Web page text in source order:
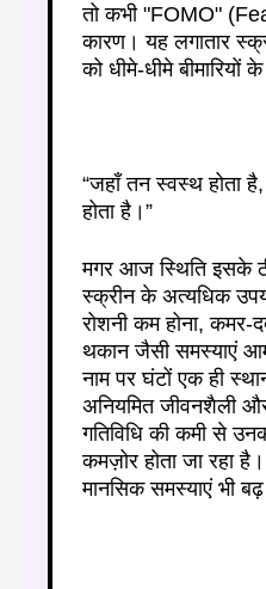
तो कभी "FOMO"
कारण। यह लगातार
को धीमे-धीमे बीमारियों
“जहाँ तन स्वस्थ होता
होता है।”
मगर आज स्थिति इसके
स्क्रीन के अत्यधिक
रोशनी कम होना, कमर-
थकान जैसी समस्याएं
नाम पर घंटों एक ही
अनियमित जीवनशैली और
गतिविधि की कमी से
कमज़ोर होता जा रहा
मानसिक समस्याएं भी बढ़